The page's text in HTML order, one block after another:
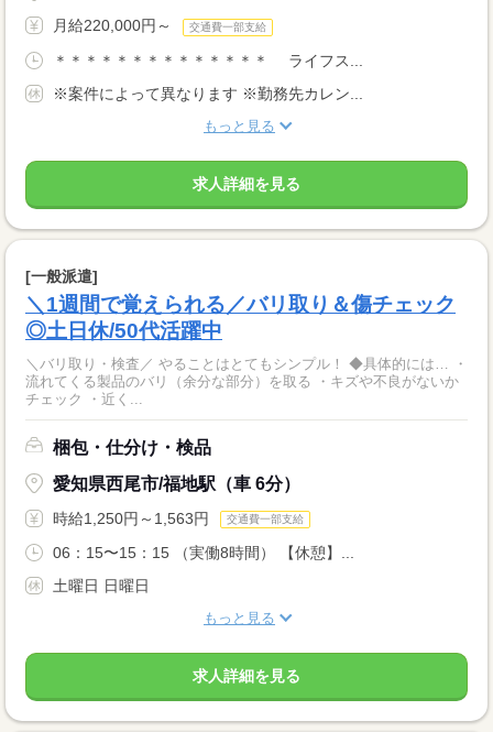
月給220,000円～ 交通費一部支給
＊＊＊＊＊＊＊＊＊＊＊＊＊＊ ライフス...
※案件によって異なります ※勤務先カレン...
もっと見る
求人詳細を見る
[一般派遣]
＼1週間で覚えられる／バリ取り＆傷チェック
◎土日休/50代活躍中
＼バリ取り・検査／ やることはとてもシンプル！ ◆具体的には… ・
流れてくる製品のバリ（余分な部分）を取る ・キズや不良がないか
チェック ・近く...
梱包・仕分け・検品
愛知県西尾市/福地駅（車 6分）
時給1,250円～1,563円 交通費一部支給
06：15〜15：15 （実働8時間） 【休憩】...
土曜日 日曜日
もっと見る
求人詳細を見る